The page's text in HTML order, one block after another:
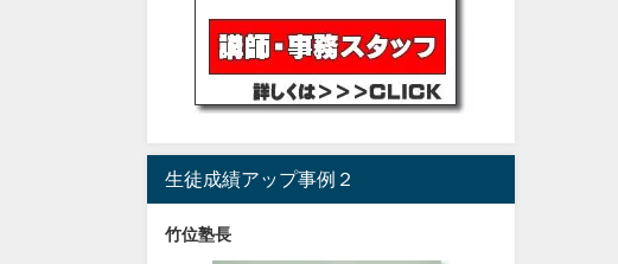
生徒成績アップ事例２
竹位塾長